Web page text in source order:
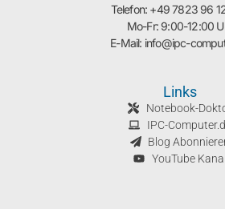
Telefon: +49 7823 96
Mo-Fr: 9:00-12:00
E-Mail: info@ipc-
Links
Notebook-
IPC-
Blog
YouTube Kanal